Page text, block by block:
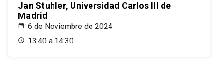
Jan Stuhler, Universidad Carlos III de
Madrid
6 de Noviembre de 2024
13:40 a 14:30